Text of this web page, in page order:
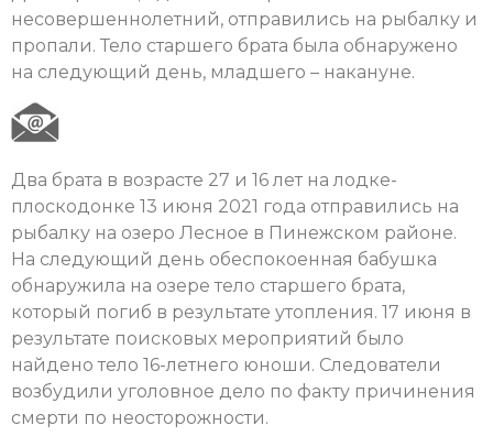
несовершеннолетний, отправились на рыбалку и
пропали. Тело старшего брата была обнаружено
на следующий день, младшего – накануне.
Два брата в возрасте 27 и 16 лет на лодке-
плоскодонке 13 июня 2021 года отправились на
рыбалку на озеро Лесное в Пинежском районе.
На следующий день обеспокоенная бабушка
обнаружила на озере тело старшего брата,
который погиб в результате утопления. 17 июня в
результате поисковых мероприятий было
найдено тело 16-летнего юноши. Следователи
возбудили уголовное дело по факту причинения
смерти по неосторожности.